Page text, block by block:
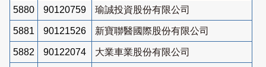
5880 90120759 瑜誠投資股份有限公司
5881 90121526 新寶聯醫國際股份有限公司
5882 90122074 大業車業股份有限公司